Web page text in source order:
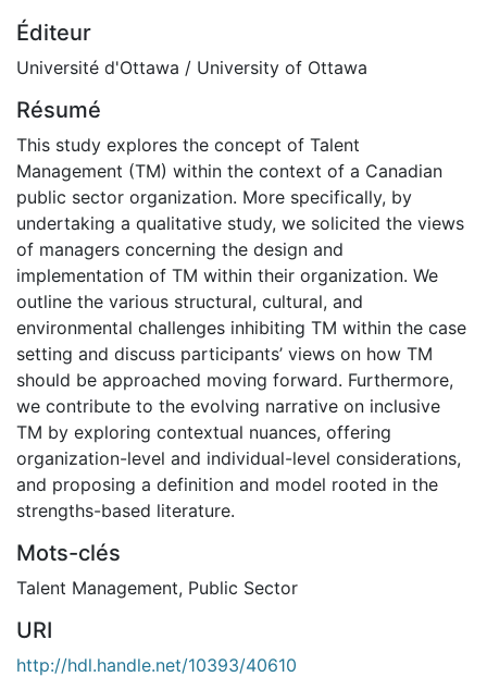
Éditeur
Université d'Ottawa / University of Ottawa
Résumé
This study explores the concept of Talent
Management (TM) within the context of a Canadian
public sector organization. More specifically, by
undertaking a qualitative study, we solicited the views
of managers concerning the design and
implementation of TM within their organization. We
outline the various structural, cultural, and
environmental challenges inhibiting TM within the case
setting and discuss participants’ views on how TM
should be approached moving forward. Furthermore,
we contribute to the evolving narrative on inclusive
TM by exploring contextual nuances, offering
organization-level and individual-level considerations,
and proposing a definition and model rooted in the
strengths-based literature.
Mots-clés
Talent Management, Public Sector
URI
http://hdl.handle.net/10393/40610